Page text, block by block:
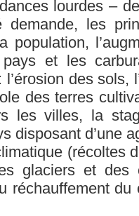
lourdes –
demande, les
population,
et les
des sols,
des terres
les villes, la
disposant d’une
(récoltes
glaciers et des
réchauffement du